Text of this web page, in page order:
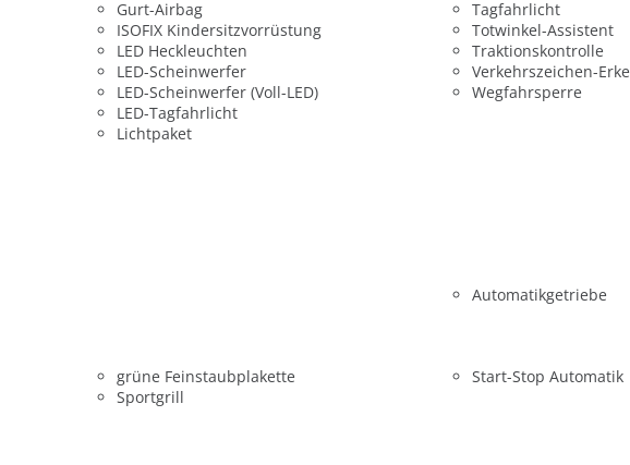
Gurt-Airbag
ISOFIX Kindersitzvorrüstung
LED Heckleuchten
LED-Scheinwerfer
LED-Scheinwerfer (Voll-LED)
LED-Tagfahrlicht
Lichtpaket
Tagfahrlicht
Totwinkel-Assistent
Traktionskontrolle
Verkehrszeichen-
Wegfahrsperre
Automatikgetriebe
grüne Feinstaubplakette
Sportgrill
Start-Stop Automatik